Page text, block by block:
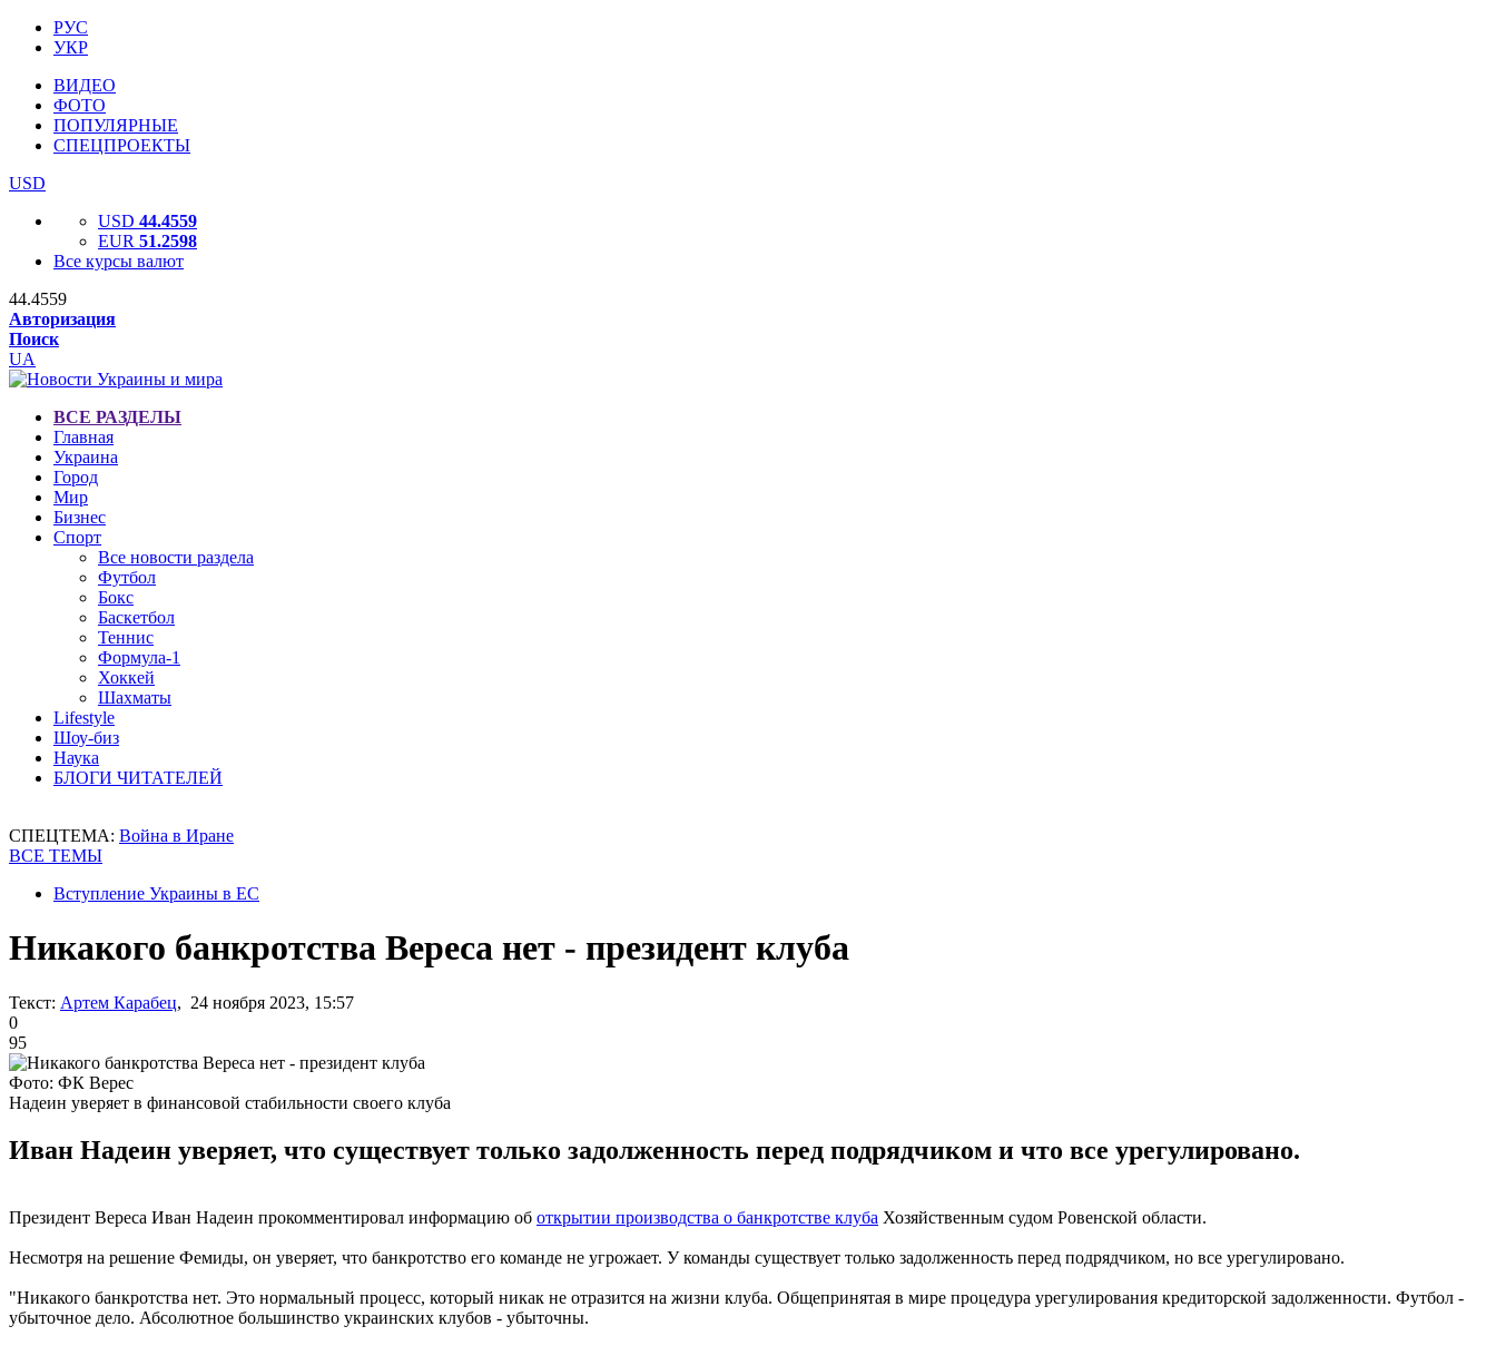
РУС
УКР
ВИДЕО
ФОТО
ПОПУЛЯРНЫЕ
СПЕЦПРОЕКТЫ
USD
USD 44.4559
EUR 51.2598
Все курсы валют
44.4559
Авторизация
Поиск
UA
ВСЕ РАЗДЕЛЫ
Главная
Украина
Город
Мир
Бизнес
Спорт
Все новости раздела
Футбол
Бокс
Баскетбол
Теннис
Формула-1
Хоккей
Шахматы
Lifestyle
Шоу-биз
Наука
БЛОГИ ЧИТАТЕЛЕЙ
СПЕЦТЕМА: Война в Иране
ВСЕ ТЕМЫ
Вступление Украины в ЕС
Никакого банкротства Вереса нет - президент клуба
Текст: Артем Карабец, 24 ноября 2023, 15:57
0
95
Фото: ФК Верес
Надеин уверяет в финансовой стабильности своего клуба
Иван Надеин уверяет, что существует только задолженность перед подрядчиком и что все урегулировано.
Президент Вереса Иван Надеин прокомментировал информацию об открытии производства о банкротстве клуба Хозяйственным судом Ровенской области.
Несмотря на решение Фемиды, он уверяет, что банкротство его команде не угрожает. У команды существует только задолженность перед подрядчиком, но все урегулировано.
"Никакого банкротства нет. Это нормальный процесс, который никак не отразится на жизни клуба. Общепринятая в мире процедура урегулирования кредиторской задолженности. Футбол -
убыточное дело. Абсолютное большинство украинских клубов - убыточны.